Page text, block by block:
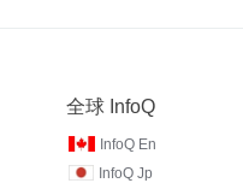
全球 InfoQ
InfoQ En
InfoQ Jp